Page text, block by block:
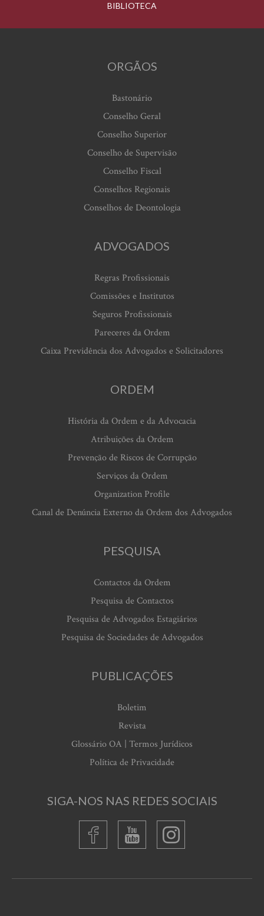
BIBLIOTECA
ORGÃOS
Bastonário
Conselho Geral
Conselho Superior
Conselho de Supervisão
Conselho Fiscal
Conselhos Regionais
Conselhos de Deontologia
ADVOGADOS
Regras Profissionais
Comissões e Institutos
Seguros Profissionais
Pareceres da Ordem
Caixa Previdência dos Advogados e Solicitadores
ORDEM
História da Ordem e da Advocacia
Atribuições da Ordem
Prevenção de Riscos de Corrupção
Serviços da Ordem
Organization Profile
Canal de Denúncia Externo da Ordem dos Advogados
PESQUISA
Contactos da Ordem
Pesquisa de Contactos
Pesquisa de Advogados Estagiários
Pesquisa de Sociedades de Advogados
PUBLICAÇÕES
Boletim
Revista
Glossário OA | Termos Jurídicos
Política de Privacidade
SIGA-NOS NAS REDES SOCIAIS